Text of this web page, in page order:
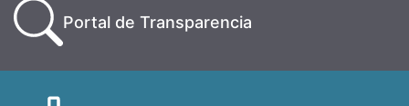
Portal de Transparencia